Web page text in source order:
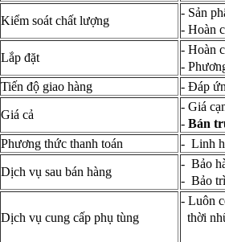
Kiểm soát chất lượng
- Sản
- Hoàn
Lắp đặt
- Hoàn
-
Tiến độ giao hàng
- Đáp
Giá cả
- Giá
- Bán
Phương thức thanh toán
- Linh
Dịch vụ sau bán hàng
- Bảo
- Bảo trì
Dịch vụ cung cấp phụ tùng
- Luôn
thời